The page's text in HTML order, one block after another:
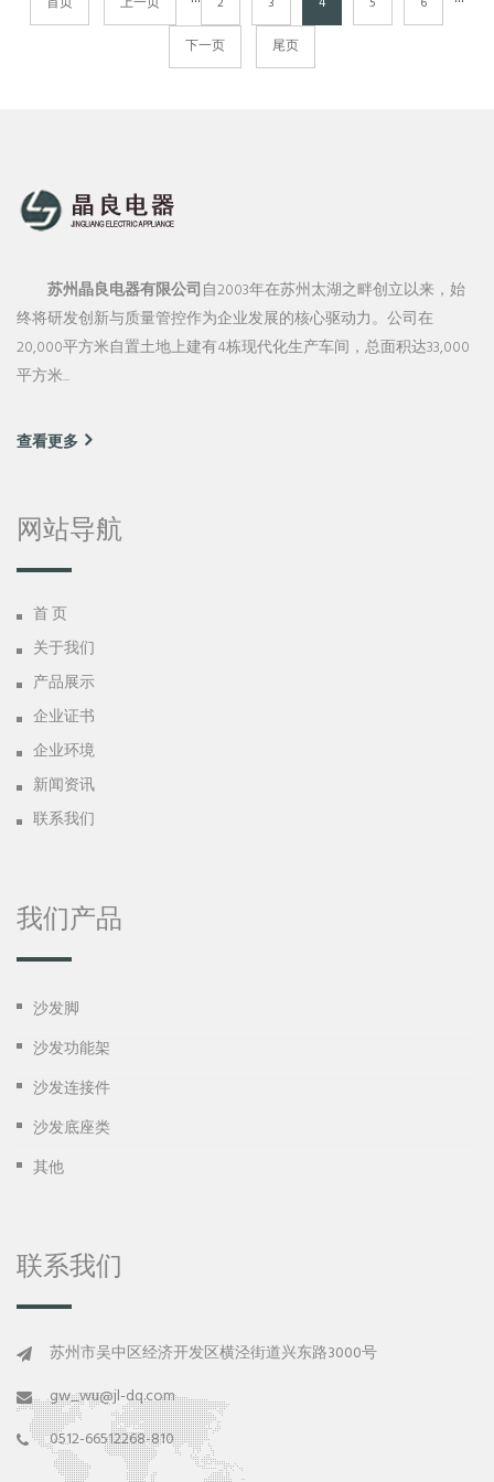
下一页 尾页
苏州晶良电器有限公司自2003年在苏州太湖之畔创立以来，始
终将研发创新与质量管控作为企业发展的核心驱动力。公司在
20,000平方米自置土地上建有4栋现代化生产车间，总面积达33,000
平方米...
查看更多
网站导航
首 页
关于我们
产品展示
企业证书
企业环境
新闻资讯
联系我们
我们产品
沙发脚
沙发功能架
沙发连接件
沙发底座类
其他
联系我们
苏州市吴中区经济开发区横泾街道兴东路3000号
gw_wu@jl-dq.com
0512-66512268-810